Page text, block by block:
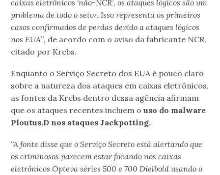
caixas eletrônicos ‘não-NCR’, os ataques lógicos são um
problema de todo o setor. Isso representa os primeiros
casos confirmados de perdas devido a ataques lógicos
nos EUA”, de acordo com o aviso da fabricante NCR,
citado por Krebs.
Enquanto o Serviço Secreto dos EUA é pouco claro
sobre a natureza dos ataques em caixas eletrônicos,
as fontes da Krebs dentro dessa agência afirmam
que os ataques recentes incluem ouso do malware
Ploutus.D nos ataques Jackpotting.
“A fonte disse que o Serviço Secreto está alertando que
os criminosos parecem estar focando nos caixas
eletrônicos Opteva séries 500 e 700 Dielbold usando o